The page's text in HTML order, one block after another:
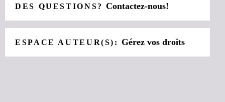
DES QUESTIONS?Contactez-nous!
ESPACE AUTEUR(S): Gérez vos droits